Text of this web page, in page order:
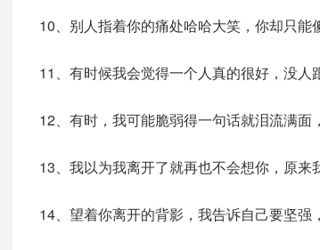
10、别人指着你的痛处哈哈大笑，你却只能
11、有时候我会觉得一个人真的很好，没人
12、有时，我可能脆弱得一句话就泪流满面
13、我以为我离开了就再也不会想你，原来
14、望着你离开的背影，我告诉自己要坚强